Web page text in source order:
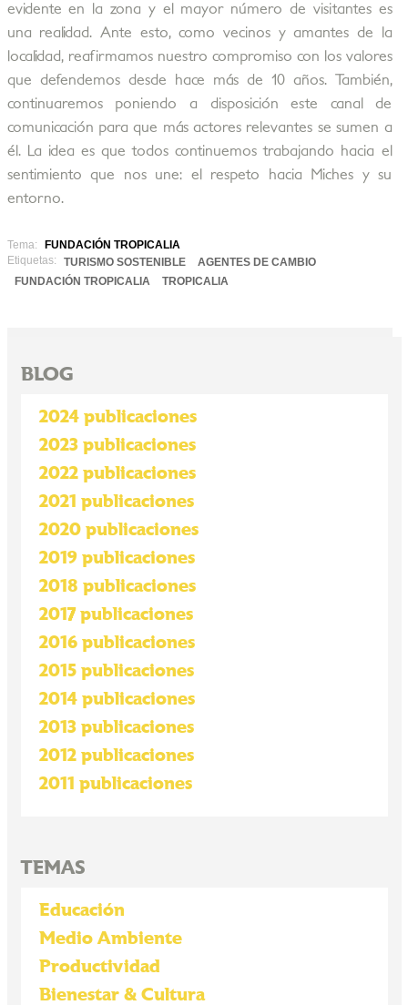
evidente en la zona y el mayor número de visitantes es
una realidad. Ante esto, como vecinos y amantes de la
localidad, reafirmamos nuestro compromiso con los valores
que defendemos desde hace más de 10 años. También,
continuaremos poniendo a disposición este canal de
comunicación para que más actores relevantes se sumen a
él. La idea es que todos continuemos trabajando hacia el
sentimiento que nos une: el respeto hacia Miches y su
entorno.
Tema:
FUNDACIÓN TROPICALIA
Etiquetas:
TURISMO SOSTENIBLE
AGENTES DE CAMBIO
FUNDACIÓN TROPICALIA
TROPICALIA
BLOG
2024 publicaciones
2023 publicaciones
2022 publicaciones
2021 publicaciones
2020 publicaciones
2019 publicaciones
2018 publicaciones
2017 publicaciones
2016 publicaciones
2015 publicaciones
2014 publicaciones
2013 publicaciones
2012 publicaciones
2011 publicaciones
TEMAS
Educación
Medio Ambiente
Productividad
Bienestar & Cultura